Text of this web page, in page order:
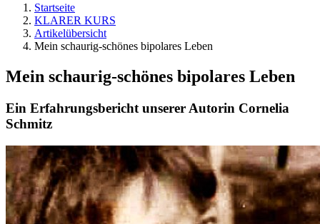
Startseite
KLARER KURS
Artikelübersicht
Mein schaurig-schönes bipolares Leben
Mein schaurig-schönes bipolares Leben
Ein Erfahrungsbericht unserer Autorin Cornelia
Schmitz